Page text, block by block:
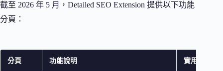
截至 2026 年 5 月，Detailed SEO Extension 提供以下功能
分頁：
分頁 功能說明 實用情境